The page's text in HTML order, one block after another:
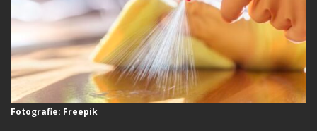
Fotografie: Freepik